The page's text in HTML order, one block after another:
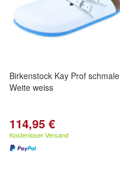
Birkenstock Kay Prof schmale
Weite weiss
114,95 €
Kostenloser Versand